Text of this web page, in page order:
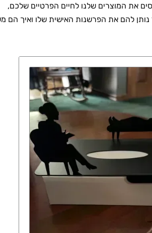
את המוצרים שלנו לחיים הפרטיים שלכם,
להם את הפרשנות האישית שלו ואיך הם